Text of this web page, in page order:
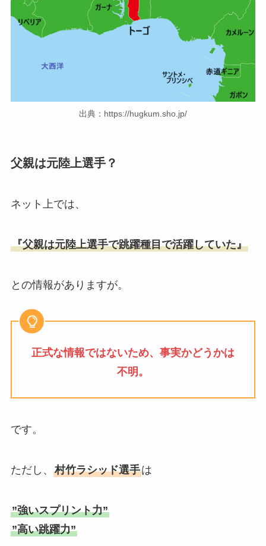
出典：https://hugkum.sho.jp/
父親は元陸上選手？
ネット上では、
『父親は元陸上選手で跳躍種目で活躍していた』
との情報がありますが。
正式な情報ではないため、事実かどうかは
不明。
です。
ただし、 村竹ラシッド選手は
”強いスプリント力”
”高い跳躍力”